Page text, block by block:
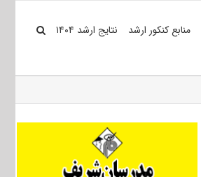
منابع کنکور ارشد نتایج ارشد ۱۴۰۴